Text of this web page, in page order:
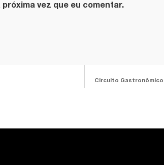
vez que eu comentar.
Circuito Gastronômico